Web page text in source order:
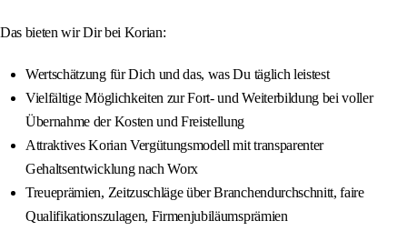
Das bieten wir Dir bei Korian:
Wertschätzung für Dich und das, was Du täglich leistest
Vielfältige Möglichkeiten zur Fort- und Weiterbildung bei voller
Übernahme der Kosten und Freistellung
Attraktives Korian Vergütungsmodell mit transparenter
Gehaltsentwicklung nach Worx
Treueprämien, Zeitzuschläge über Branchendurchschnitt, faire
Qualifikationszulagen, Firmenjubiläumsprämien